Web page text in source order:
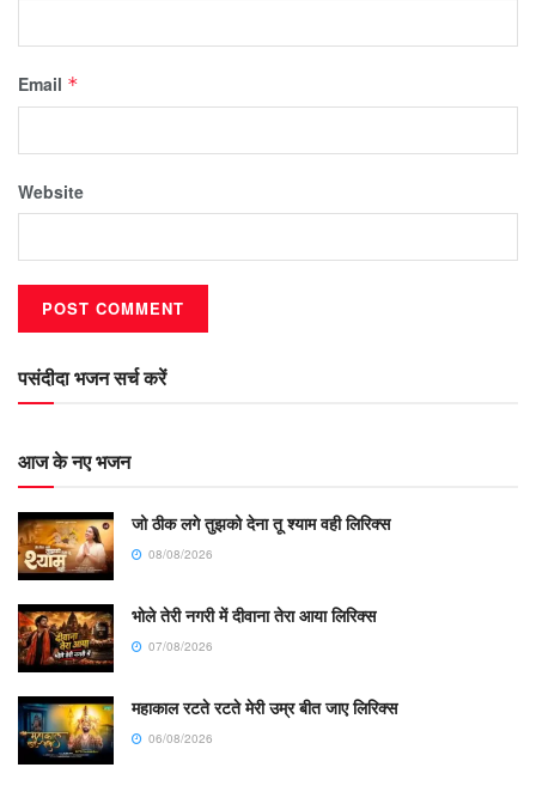
Email *
Website
पसंदीदा भजन सर्च करें
आज के नए भजन
जो ठीक लगे तुझको देना तू श्याम वही लिरिक्स
08/08/2026
भोले तेरी नगरी में दीवाना तेरा आया लिरिक्स
07/08/2026
महाकाल रटते रटते मेरी उम्र बीत जाए लिरिक्स
06/08/2026